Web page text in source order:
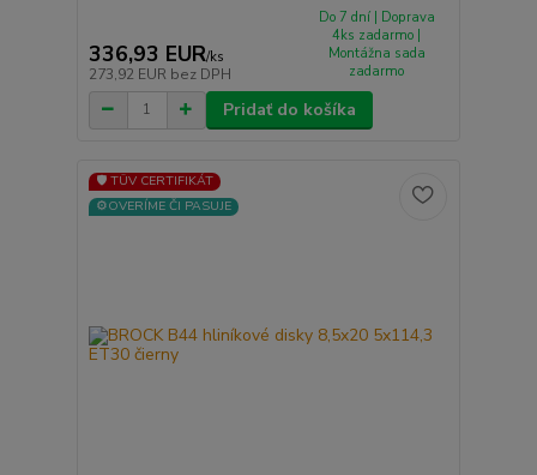
336,93 EUR/ks
273,92 EUR bez DPH
Do 7 dní | Doprava
4ks zadarmo |
Montážna sada
zadarmo
Pridať do košíka
🛡️ TÜV CERTIFIKÁT
⚙️OVERÍME ČI PASUJE